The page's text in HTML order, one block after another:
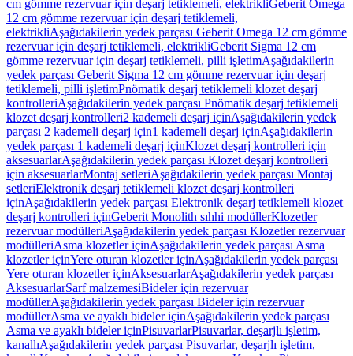
cm gömme rezervuar için deşarj tetiklemeli, elektrikliGeberit Omega
12 cm gömme rezervuar için deşarj tetiklemeli,
elektrikliAşağıdakilerin yedek parçası Geberit Omega 12 cm gömme
rezervuar için deşarj tetiklemeli, elektrikliGeberit Sigma 12 cm
gömme rezervuar için deşarj tetiklemeli, pilli işletimAşağıdakilerin
yedek parçası Geberit Sigma 12 cm gömme rezervuar için deşarj
tetiklemeli, pilli işletimPnömatik deşarj tetiklemeli klozet deşarj
kontrolleriAşağıdakilerin yedek parçası Pnömatik deşarj tetiklemeli
klozet deşarj kontrolleri2 kademeli deşarj içinAşağıdakilerin yedek
parçası 2 kademeli deşarj için1 kademeli deşarj içinAşağıdakilerin
yedek parçası 1 kademeli deşarj içinKlozet deşarj kontrolleri için
aksesuarlarAşağıdakilerin yedek parçası Klozet deşarj kontrolleri
için aksesuarlarMontaj setleriAşağıdakilerin yedek parçası Montaj
setleriElektronik deşarj tetiklemeli klozet deşarj kontrolleri
içinAşağıdakilerin yedek parçası Elektronik deşarj tetiklemeli klozet
deşarj kontrolleri içinGeberit Monolith sıhhi modüllerKlozetler
rezervuar modülleriAşağıdakilerin yedek parçası Klozetler rezervuar
modülleriAsma klozetler içinAşağıdakilerin yedek parçası Asma
klozetler içinYere oturan klozetler içinAşağıdakilerin yedek parçası
Yere oturan klozetler içinAksesuarlarAşağıdakilerin yedek parçası
AksesuarlarSarf malzemesiBideler için rezervuar
modüllerAşağıdakilerin yedek parçası Bideler için rezervuar
modüllerAsma ve ayaklı bideler içinAşağıdakilerin yedek parçası
Asma ve ayaklı bideler içinPisuvarlarPisuvarlar, deşarjlı işletim,
kanallıAşağıdakilerin yedek parçası Pisuvarlar, deşarjlı işletim,